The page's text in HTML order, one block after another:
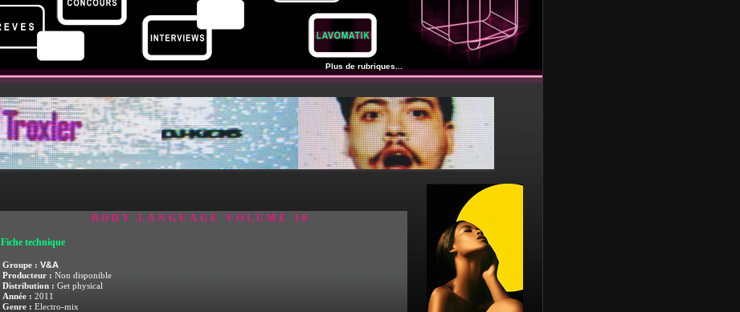
Plus de rubriques...
BODY LANGUAGE VOLUME 10
Fiche technique
Groupe : V&A
Producteur : Non disponible
Distribution : Get physical
Année : 2011
Genre : Electro-mix